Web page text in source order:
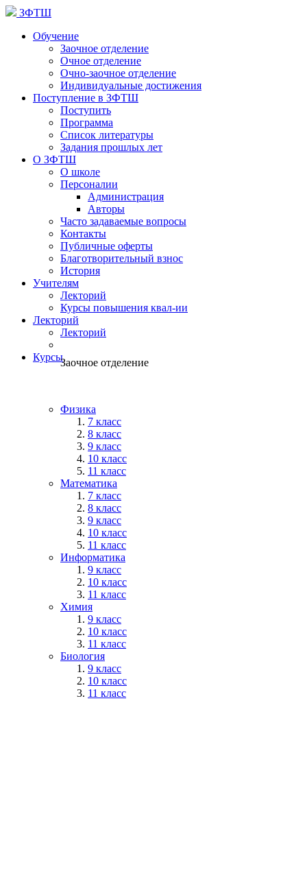
ЗФТШ
Обучение
Заочное отделение
Очное отделение
Очно-заочное отделение
Индивидуальные достижения
Поступление в ЗФТШ
Поступить
Программа
Список литературы
Задания прошлых лет
О ЗФТШ
О школе
Персоналии
Администрация
Авторы
Часто задаваемые вопросы
Контакты
Публичные оферты
Благотворительный взнос
История
Учителям
Лекторий
Курсы повышения квал-ии
Лекторий
Лекторий
КурсыЗаочное отделение
Физика
7 класс
8 класс
9 класс
10 класс
11 класс
Математика
7 класс
8 класс
9 класс
10 класс
11 класс
Информатика
9 класс
10 класс
11 класс
Химия
9 класс
10 класс
11 класс
Биология
9 класс
10 класс
11 класс